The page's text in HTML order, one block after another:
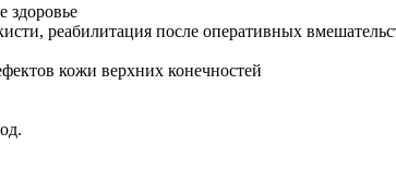
здоровье
реабилитация после оперативных
кожи верхних конечностей